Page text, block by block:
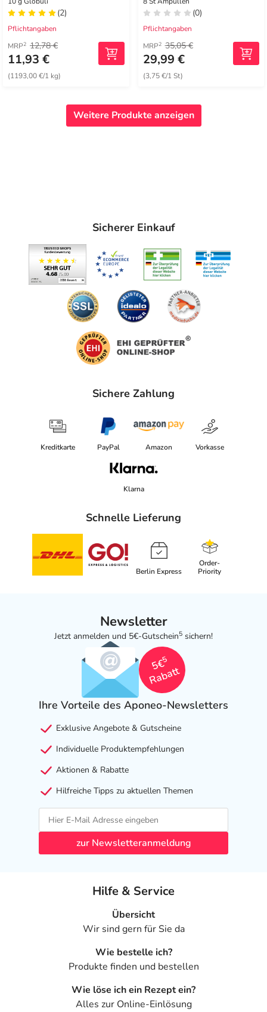
(2)
Pflichtangaben
MRP2 12,78 €
11,93 €
(1193,00 €/1 kg)
(0)
Pflichtangaben
MRP2 35,05 €
29,99 €
(3,75 €/1 St)
Weitere Produkte anzeigen
Sicherer Einkauf
Sichere Zahlung
Kreditkarte PayPal Amazon Vorkasse
Klarna
Schnelle Lieferung
Berlin Express
Order-
Priority
Newsletter
Jetzt anmelden und 5€-Gutschein5 sichern!
5€
5
Rabatt
Ihre Vorteile des Aponeo-Newsletters
Exklusive Angebote & Gutscheine
Individuelle Produktempfehlungen
Aktionen & Rabatte
Hilfreiche Tipps zu aktuellen Themen
zur Newsletteranmeldung
Hilfe & Service
Übersicht
Wir sind gern für Sie da
Wie bestelle ich?
Produkte finden und bestellen
Wie löse ich ein Rezept ein?
Alles zur Online-Einlösung